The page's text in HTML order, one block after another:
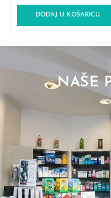
DODAJ U KOŠARICU
NAŠE